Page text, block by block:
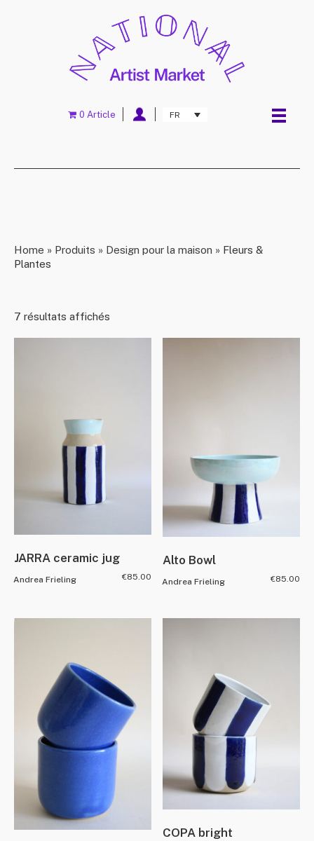
FR
0 Article
Home » Produits » Design pour la maison » Fleurs &
Plantes
7 résultats affichés
JARRA ceramic jug
Andrea Frieling €85.00
Alto Bowl
Andrea Frieling €85.00
COPA bright